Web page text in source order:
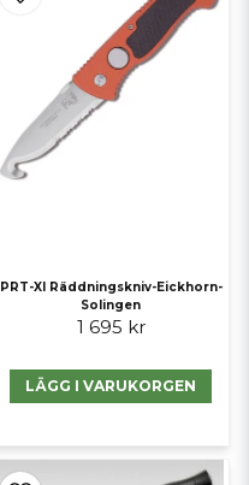
PRT-XI Räddningskniv-Eickhorn-
Solingen
1 695 kr
LÄGG I VARUKORGEN